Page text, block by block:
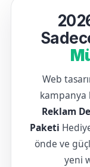
Web
kampanya
Reklam
Paketi
önde ve
yeni